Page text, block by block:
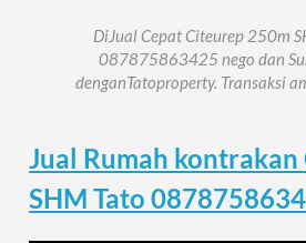
DiJual Cepat Citeurep 250m
087875863425 nego dan
denganTatoproperty. Transaksi
Jual Rumah
SHM Tato